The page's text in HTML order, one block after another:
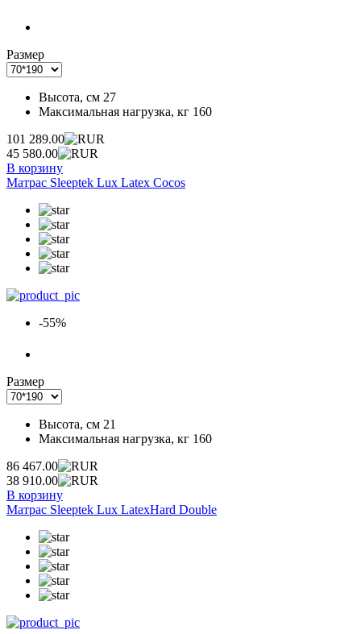
Размер
Высота, см 27
Максимальная нагрузка, кг 160
101 289.00
45 580.00
В корзину
Матрас Sleeptek Lux Latex Cocos
-55%
Размер
Высота, см 21
Максимальная нагрузка, кг 160
86 467.00
38 910.00
В корзину
Матрас Sleeptek Lux LatexHard Double